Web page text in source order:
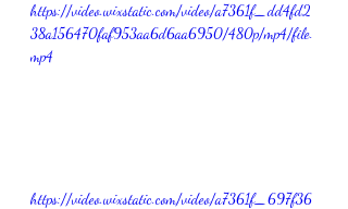
https://video.wixstatic.com/video/a7361f_dd4fd2
38a156470faf953aa6d6aa6950/480p/mp4/file.
mp4
https://video.wixstatic.com/video/a7361f_697f36